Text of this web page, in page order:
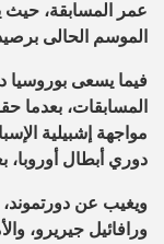
عمر المسابقة، حيث
الموسم الحالى برصيد 28
فيما يسعى بوروسيا
دوري أبطال أوروبا،
ويغيب عن
ورافائيل جيريرو،